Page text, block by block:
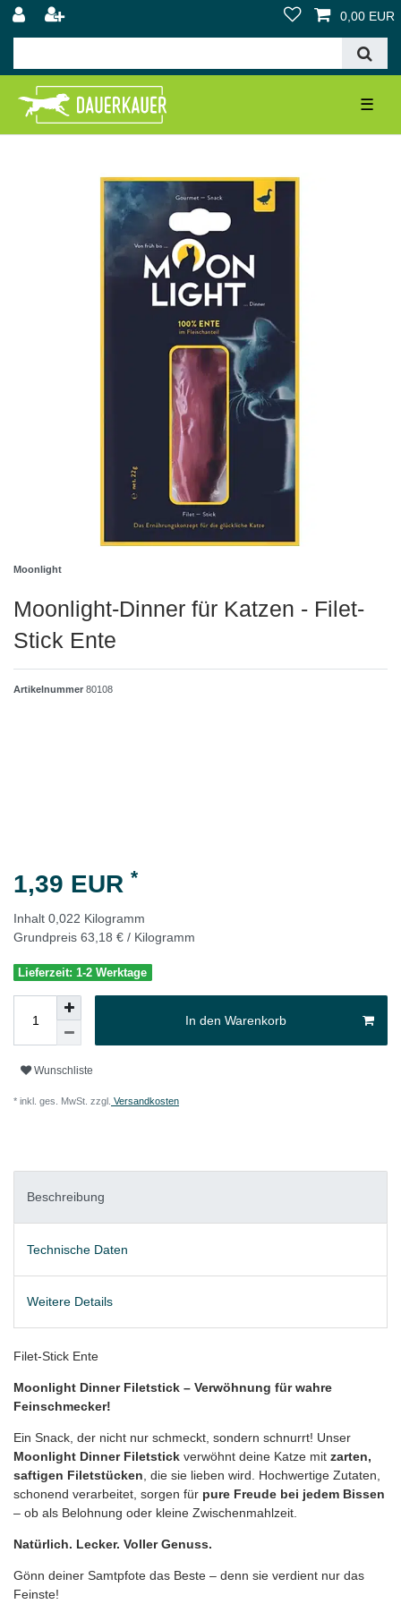
0,00 EUR
☰
Moonlight
Moonlight-Dinner für Katzen - Filet-
Stick Ente
Artikelnummer 80108
1,39 EUR *
Inhalt 0,022 Kilogramm
Grundpreis 63,18 € / Kilogramm
Lieferzeit: 1-2 Werktage
In den Warenkorb
Wunschliste
* inkl. ges. MwSt. zzgl. Versandkosten
Beschreibung
Technische Daten
Weitere Details
Filet-Stick Ente
Moonlight Dinner Filetstick – Verwöhnung für wahre
Feinschmecker!
Ein Snack, der nicht nur schmeckt, sondern schnurrt! Unser
Moonlight Dinner Filetstick verwöhnt deine Katze mit zarten,
saftigen Filetstücken , die sie lieben wird. Hochwertige Zutaten,
schonend verarbeitet, sorgen für pure Freude bei jedem Bissen
– ob als Belohnung oder kleine Zwischenmahlzeit.
Natürlich. Lecker. Voller Genuss.
Gönn deiner Samtpfote das Beste – denn sie verdient nur das
Feinste!